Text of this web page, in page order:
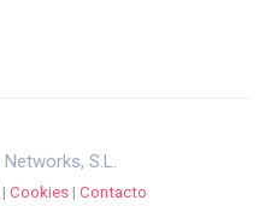
S.L.
| Cookies| Contacto